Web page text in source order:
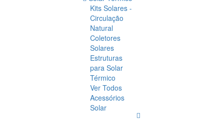
Kits Solares -
Circulação
Natural
Coletores
Solares
Estruturas
para Solar
Térmico
Ver Todos
Acessórios
Solar